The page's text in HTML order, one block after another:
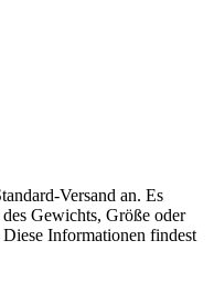
Versand an. Es
Gewichts, Größe oder
Informationen findest